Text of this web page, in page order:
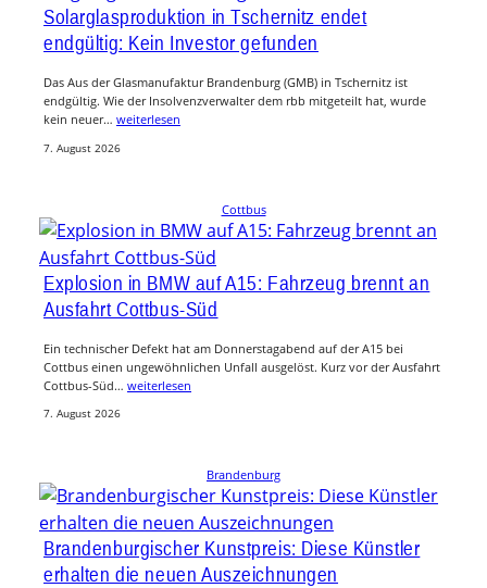
Solarglasproduktion in Tschernitz endet
endgültig: Kein Investor gefunden
Das Aus der Glasmanufaktur Brandenburg (GMB) in Tschernitz ist
endgültig. Wie der Insolvenzverwalter dem rbb mitgeteilt hat, wurde
kein neuer… weiterlesen
7. August 2026
Cottbus
Explosion in BMW auf A15: Fahrzeug brennt an
Ausfahrt Cottbus-Süd
Ein technischer Defekt hat am Donnerstagabend auf der A15 bei
Cottbus einen ungewöhnlichen Unfall ausgelöst. Kurz vor der Ausfahrt
Cottbus-Süd… weiterlesen
7. August 2026
Brandenburg
Brandenburgischer Kunstpreis: Diese Künstler
erhalten die neuen Auszeichnungen